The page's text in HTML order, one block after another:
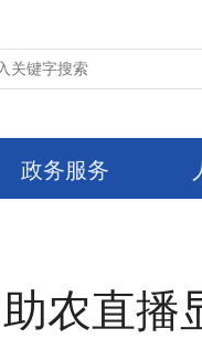
政务服务
农直播